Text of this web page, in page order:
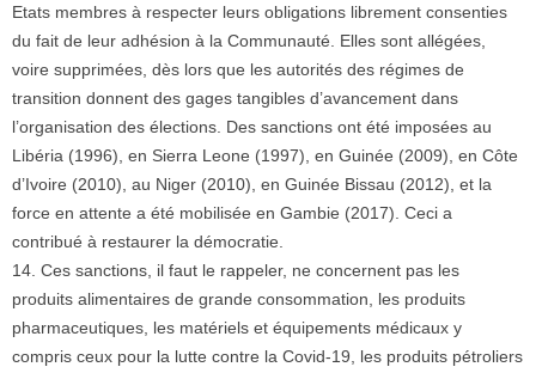
Etats membres à respecter leurs obligations librement consenties
du fait de leur adhésion à la Communauté. Elles sont allégées,
voire supprimées, dès lors que les autorités des régimes de
transition donnent des gages tangibles d’avancement dans
l’organisation des élections. Des sanctions ont été imposées au
Libéria (1996), en Sierra Leone (1997), en Guinée (2009), en Côte
d’Ivoire (2010), au Niger (2010), en Guinée Bissau (2012), et la
force en attente a été mobilisée en Gambie (2017). Ceci a
contribué à restaurer la démocratie.
14. Ces sanctions, il faut le rappeler, ne concernent pas les
produits alimentaires de grande consommation, les produits
pharmaceutiques, les matériels et équipements médicaux y
compris ceux pour la lutte contre la Covid-19, les produits pétroliers